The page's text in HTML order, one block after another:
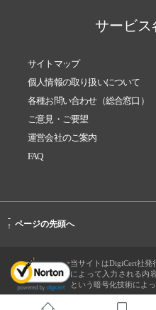
サービ
サイトマップ
個人情報の取り扱いについて
各種お問い合わせ（総合窓口）
ご意見・ご要望
運営会社のご案内
FAQ
-
↑ ページの先頭へ
当サイトはDigiCert社発
によって入力される内
という暗号化技術によ